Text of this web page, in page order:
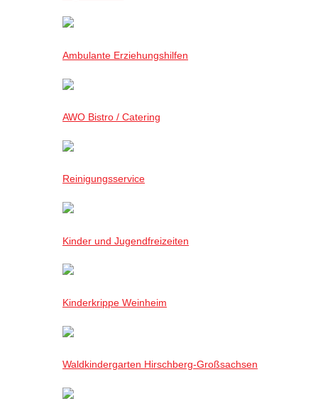
Ambulante Erziehungshilfen
AWO Bistro / Catering
Reinigungsservice
Kinder und Jugendfreizeiten
Kinderkrippe Weinheim
Waldkindergarten Hirschberg-Großsachsen